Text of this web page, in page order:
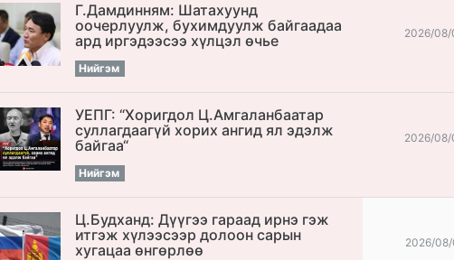
Г.Дамдинням: Шатахуунд
оочерлуулж, бухимдуулж байгаадаа
ард иргэдээсээ хүлцэл өчье
Нийгэм
2026/08/
УЕПГ: “Хоригдол Ц.Амгаланбаатар
cуллагдаагүй хорих ангид ял эдэлж
байгаа“
Нийгэм
2026/08/
Ц.Будханд: Дүүгээ гараад ирнэ гэж
итгэж хүлээсээр долоон сарын
хугацаа өнгөрлөө
2026/